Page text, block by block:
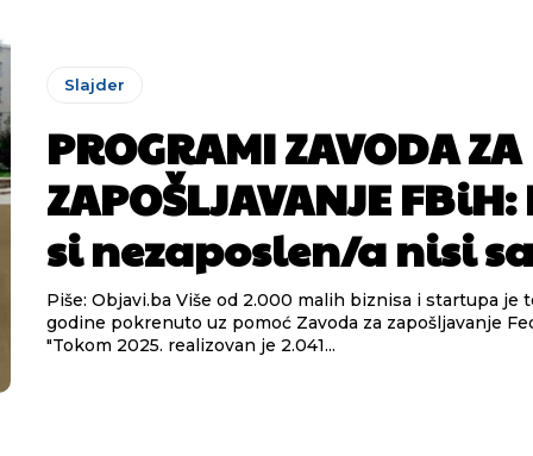
Slajder
PROGRAMI ZAVODA ZA
ZAPOŠLJAVANJE
si nezaposlen/a nisi
Piše: Objavi.ba Više od 2.000 malih biznisa i startupa je tokom 2025.
godine pokrenuto uz pomoć Zavoda za zapošljavanje
"Tokom 2025. realizovan je 2.041...